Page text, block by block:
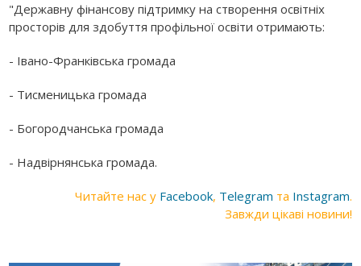
"Державну фінансову підтримку на створення освітніх
просторів для здобуття профільної освіти отримають:
- Івано-Франківська громада
- Тисменицька громада
- Богородчанська громада
- Надвірнянська громада.
Читайте нас у Facebook, Telegram та Instagram.
Завжди цікаві новини!